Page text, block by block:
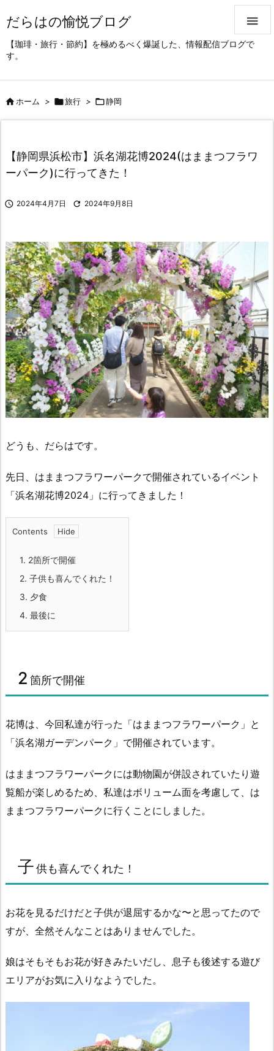
だらはの愉悦ブログ
【珈琲・旅行・節約】を極めるべく爆誕した、情報配信ブログで
す。

ホーム > 旅行 > 静岡
【静岡県浜松市】浜名湖花博2024(はままつフラワ
ーパーク)に行ってきた！
 2024年4月7日  2024年9月8日
どうも、だらはです。
先日、はままつフラワーパークで開催されているイベント
「浜名湖花博2024」に行ってきました！
Contents
1. 2箇所で開催
2. 子供も喜んでくれた！
3. 夕食
4. 最後に
2 箇所で開催
花博は、今回私達が行った「はままつフラワーパーク」と
「浜名湖ガーデンパーク」で開催されています。
はままつフラワーパークには動物園が併設されていたり遊
覧船が楽しめるため、私達はボリューム面を考慮して、は
ままつフラワーパークに行くことにしました。
子供も喜んでくれた！
お花を見るだけだと子供が退屈するかな〜と思ってたので
すが、全然そんなことはありませんでした。
娘はそもそもお花が好きみたいだし、息子も後述する遊び
エリアがお気に入りなようでした。